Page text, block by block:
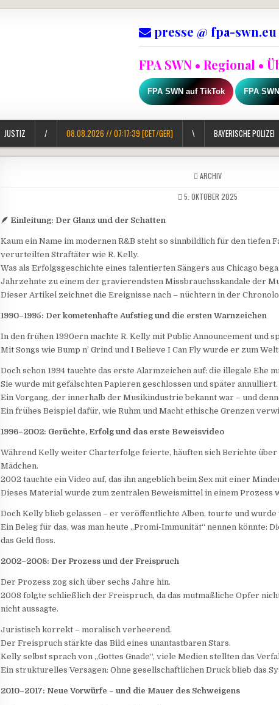
presse @ fpa-swn.eu |
FPA SWN • Regional •
FPA SWN auf TikTok FPA
JUSTIZ / 08.08.2026 // 07:17:40 [CET/GER] \ BAYERISCHE POLIZEI
POSTED IN
ARCHIV
5. OKTOBER 2025
🪶 Einleitung: Der Glanz und der Schatten
Kaum ein Name im modernen R&B steht so sinnbildlich für den tiefen
verurteilten Straftäter wie R. Kelly.
Was als Erfolgsgeschichte eines talentierten Sängers aus Chicago
Jahrzehnte zu einem der gravierendsten Missbrauchsskandale der
Dieser Artikel zeichnet die Ereignisse nach – nüchtern in der
1990–1995: Der kometenhafte Aufstieg und die ersten Warnzeichen
In den frühen 1990ern machte R. Kelly mit Public Announcement und
Mit Songs wie Bump n’ Grind und I Believe I Can Fly wurde er zum
Doch schon 1994 tauchte das erste Alarmzeichen auf: die illegale Ehe
Sie wurde mit gefälschten Papieren geschlossen und später annulliert.
Ein Vorgang, der innerhalb der Musikindustrie bekannt war – und
Ein frühes Beispiel dafür, wie Ruhm und Macht ethische Grenzen
1996–2002: Gerüchte, Erfolg und das erste Beweisvideo
Während Kelly weiter Charterfolge feierte, häuften sich Berichte
Mädchen.
2002 tauchte ein Video auf, das ihn angeblich beim Sex mit einer
Dieses Material wurde zum zentralen Beweismittel in einem Prozess
Doch Kelly blieb gelassen – er veröffentlichte Alben, tourte und
Ein Beleg für das, was man heute „Promi-Immunität“ nennen könnte:
das Geld floss.
2002–2008: Der Prozess und der Freispruch
Der Prozess zog sich über sechs Jahre hin.
2008 folgte schließlich der Freispruch, da das mutmaßliche Opfer
nicht aussagte.
Juristisch korrekt – moralisch verheerend.
Der Freispruch stärkte das Bild eines unantastbaren Stars.
Kelly selbst sprach von „Gottes Gnade“, viele Medien stellten das
Ein strukturelles Versagen: Ohne gesellschaftlichen Druck blieb das
2010–2017: Neue Vorwürfe – und die Mauer des Schweigens